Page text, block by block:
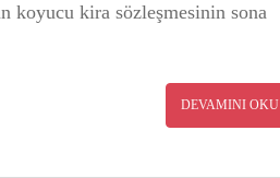
koyucu kira sözleşmesinin sona
DEVAMINI OKU